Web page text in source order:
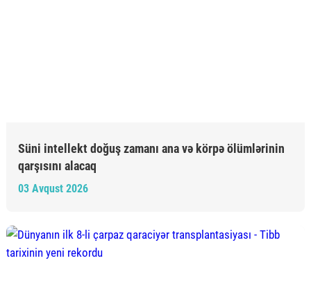
Süni intellekt doğuş zamanı ana və körpə ölümlərinin
qarşısını alacaq
03 Avqust 2026